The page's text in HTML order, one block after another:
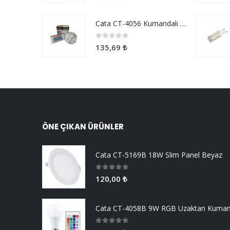
Cata CT-4056 Kumandalı Akvaryum Ve Havuz Aydınlatma
135,69 ₺
ÖNE ÇIKAN ÜRÜNLER
Cata CT-5169B 18W Slim Panel Beyaz
120,00 ₺